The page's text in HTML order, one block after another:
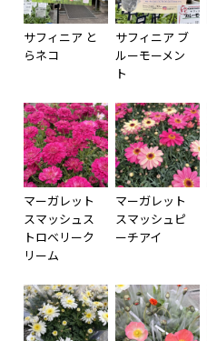
サフィニア と
らネコ
サフィニア ブ
ルーモーメン
ト
マーガレット
スマッシュス
トロベリーク
リーム
マーガレット
スマッシュピ
ーチアイ